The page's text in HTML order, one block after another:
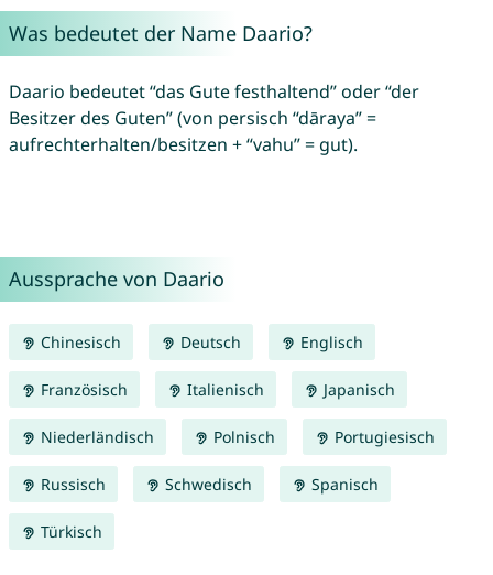
Was bedeutet der Name Daario?
Daario bedeutet “das Gute festhaltend” oder “der
Besitzer des Guten” (von persisch “dāraya” =
aufrechterhalten/besitzen + “vahu” = gut).
Aussprache von Daario
Chinesisch Deutsch Englisch
Französisch Italienisch Japanisch
Niederländisch Polnisch Portugiesisch
Russisch Schwedisch Spanisch
Türkisch